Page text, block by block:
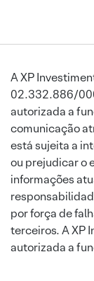
A XP
02.332.886/
autorizada a
comunicação
está sujeita a
ou prejudicar o
informações
por força de
terceiros. A XP
autorizada a